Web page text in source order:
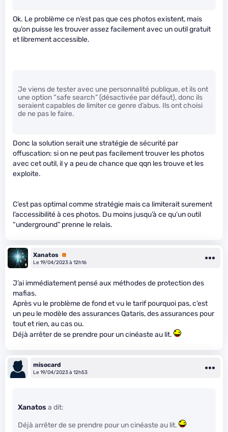
Ok. Le problème ce n’est pas que ces photos existent, mais
qu’on puisse les trouver assez facilement avec un outil gratuit
et librement accessible.
Je viens de tester avec une personnalité publique, et ils ont
une option “safe search” (désactivée par défaut), donc ils
seraient capables de limiter ce genre d’abus. Ils ont choisi
de ne pas le faire.
Donc la solution serait une stratégie de sécurité par
offuscation: si on ne peut pas facilement trouver les photos
avec cet outil, il y a peu de chance que qqn les trouve et les
exploite.
C’est pas optimal comme stratégie mais ca limiterait surement
l’accessibilité à ces photos. Du moins jusqu’à ce qu’un outil
“underground” prenne le relais.
Xanatos Premium
Le 19/04/2023 à 12h16
J’ai immédiatement pensé aux méthodes de protection des
mafias.
Après vu le problème de fond et vu le tarif pourquoi pas, c’est
un peu le modèle des assurances Qataris, des assurances pour
tout et rien, au cas ou.
Déjà arrêter de se prendre pour un cinéaste au lit.
misocard
Le 19/04/2023 à 12h53
Xanatos a dit:
Déjà arrêter de se prendre pour un cinéaste au lit.